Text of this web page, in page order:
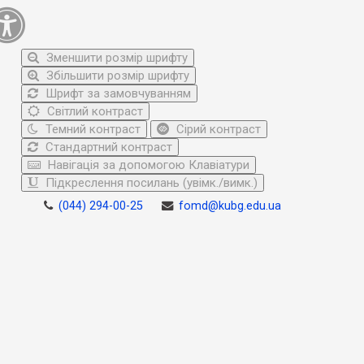
Зменшити розмір шрифту
Збільшити розмір шрифту
Шрифт за замовчуванням
Світлий контраст
Темний контраст
Сірий контраст
Стандартний контраст
Навігація за допомогою Клавіатури
Підкреслення посилань (увімк./вимк.)
(044) 294-00-25 fomd@kubg.edu.ua